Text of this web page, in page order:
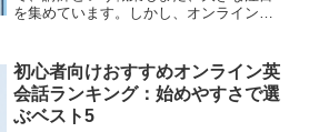
を集めています。しかし、オンライン英
ロセスはどのように進むのでしょうか？
以下で詳しく解説します。オ...
初心者向けおすすめオンライン英
会話ランキング：始めやすさで選
ぶベスト5